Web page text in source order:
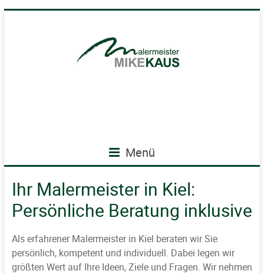
Menü
Ihr Malermeister in Kiel:
Persönliche Beratung inklusive
Als erfahrener Malermeister in Kiel beraten wir Sie
persönlich, kompetent und individuell. Dabei legen wir
größten Wert auf Ihre Ideen, Ziele und Fragen. Wir nehmen